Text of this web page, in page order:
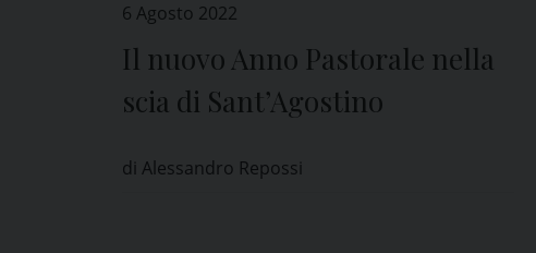
6 Agosto 2022
Il nuovo Anno Pastorale nella
scia di Sant’Agostino
di Alessandro Repossi